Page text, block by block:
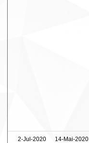
2-Jul-2020 14-Mai-2020